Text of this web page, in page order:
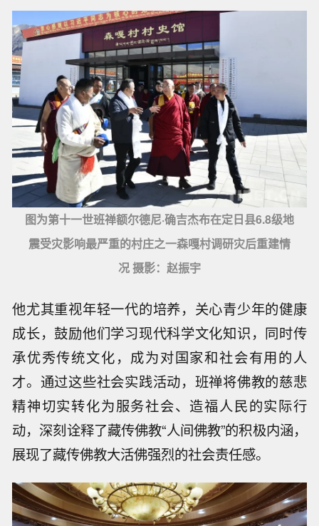
图为第十一世班禅额尔德尼·确吉杰布在定日县6.8级地
震受灾影响最严重的村庄之一森嘎村调研灾后重建情
况 摄影：赵振宇
他尤其重视年轻一代的培养，关心青少年的健康
成长，鼓励他们学习现代科学文化知识，同时传
承优秀传统文化，成为对国家和社会有用的人
才。通过这些社会实践活动，班禅将佛教的慈悲
精神切实转化为服务社会、造福人民的实际行
动，深刻诠释了藏传佛教“人间佛教”的积极内涵，
展现了藏传佛教大活佛强烈的社会责任感。